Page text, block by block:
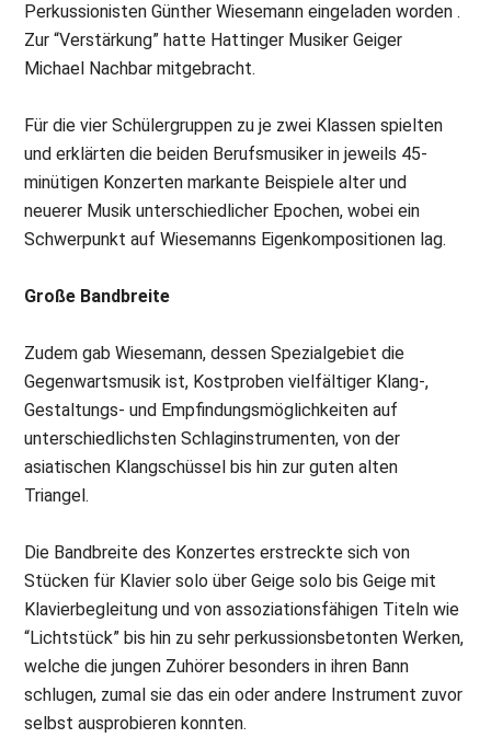
Perkussionisten Günther Wiesemann eingeladen worden .
Zur “Verstärkung” hatte Hattinger Musiker Geiger
Michael Nachbar mitgebracht.
Für die vier Schülergruppen zu je zwei Klassen spielten
und erklärten die beiden Berufsmusiker in jeweils 45-
minütigen Konzerten markante Beispiele alter und
neuerer Musik unterschiedlicher Epochen, wobei ein
Schwerpunkt auf Wiesemanns Eigenkompositionen lag.
Große Bandbreite
Zudem gab Wiesemann, dessen Spezialgebiet die
Gegenwartsmusik ist, Kostproben vielfältiger Klang-,
Gestaltungs- und Empfindungsmöglichkeiten auf
unterschiedlichsten Schlaginstrumenten, von der
asiatischen Klangschüssel bis hin zur guten alten
Triangel.
Die Bandbreite des Konzertes erstreckte sich von
Stücken für Klavier solo über Geige solo bis Geige mit
Klavierbegleitung und von assoziationsfähigen Titeln wie
“Lichtstück” bis hin zu sehr perkussionsbetonten Werken,
welche die jungen Zuhörer besonders in ihren Bann
schlugen, zumal sie das ein oder andere Instrument zuvor
selbst ausprobieren konnten.